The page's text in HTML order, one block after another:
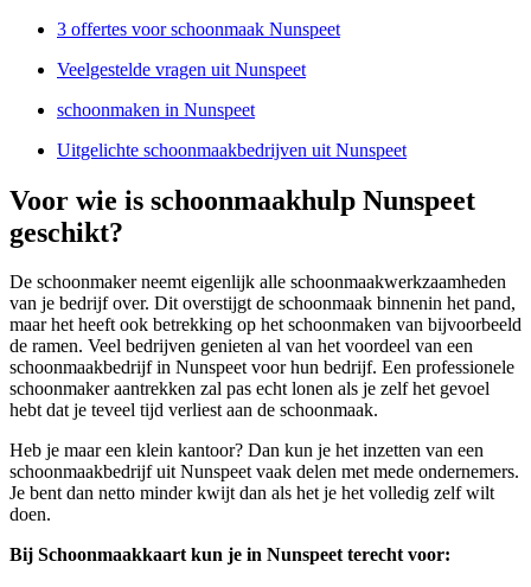
3 offertes voor schoonmaak Nunspeet
Veelgestelde vragen uit Nunspeet
schoonmaken in Nunspeet
Uitgelichte schoonmaakbedrijven uit Nunspeet
Voor wie is schoonmaakhulp Nunspeet
geschikt?
De schoonmaker neemt eigenlijk alle schoonmaakwerkzaamheden
van je bedrijf over. Dit overstijgt de schoonmaak binnenin het pand,
maar het heeft ook betrekking op het schoonmaken van bijvoorbeeld
de ramen. Veel bedrijven genieten al van het voordeel van een
schoonmaakbedrijf in Nunspeet voor hun bedrijf. Een professionele
schoonmaker aantrekken zal pas echt lonen als je zelf het gevoel
hebt dat je teveel tijd verliest aan de schoonmaak.
Heb je maar een klein kantoor? Dan kun je het inzetten van een
schoonmaakbedrijf uit Nunspeet vaak delen met mede ondernemers.
Je bent dan netto minder kwijt dan als het je het volledig zelf wilt
doen.
Bij Schoonmaakkaart kun je in Nunspeet terecht voor: